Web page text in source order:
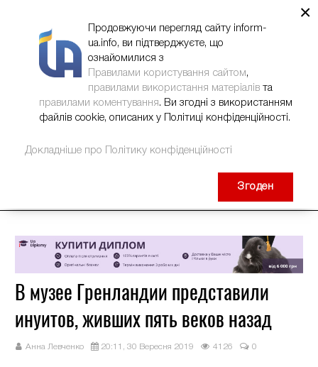
В музее Гренландии представили
инуитов, живших пять веков назад
Анна Левченко 20:11, 30 Вересня 2019 4126 0
×
Продовжуючи перегляд сайту inform-
ua.info, ви підтверджуєте, що
ознайомилися з
Правилами користування сайтом,
правилами використання матеріалів та
правилами коментування. Ви згодні з використанням
файлів cookie, описаних у Політиці конфіденційності.
Докладніше про Політику конфіденційності
Згоден